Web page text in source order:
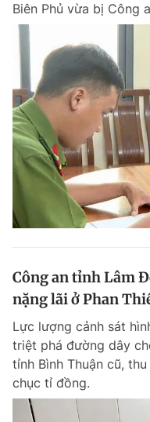
Biên Phủ vừa bị Công
Công an tỉnh Lâm
nặng lãi ở Phan
Lực lượng cảnh sát
triệt phá đường dây
tỉnh Bình Thuận cũ,
chục tỉ đồng.